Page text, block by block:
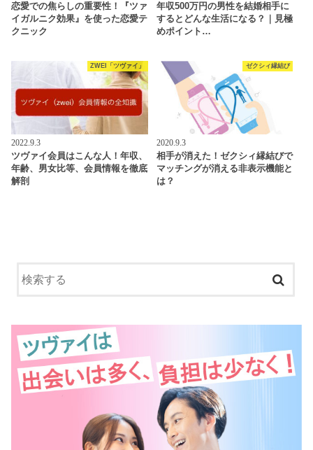
恋愛での焦らしの重要性！『ツァ
イガルニク効果』を使った恋愛テ
クニック
年収500万円の男性を結婚相手に
するとどんな生活になる？｜見極
めポイント…
ZWEI「ツヴァイ」
2022.9.3
ツヴァイ会員はこんな人！年収、
年齢、男女比等、会員情報を徹底
解剖
ゼクシィ縁結び
2020.9.3
相手が消えた！ゼクシィ縁結びで
マッチングが消える非表示機能と
は？